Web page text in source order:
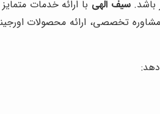
باشد.سیف الهی با ارائه خدمات
مشاوره تخصصی، ارائه محصولات